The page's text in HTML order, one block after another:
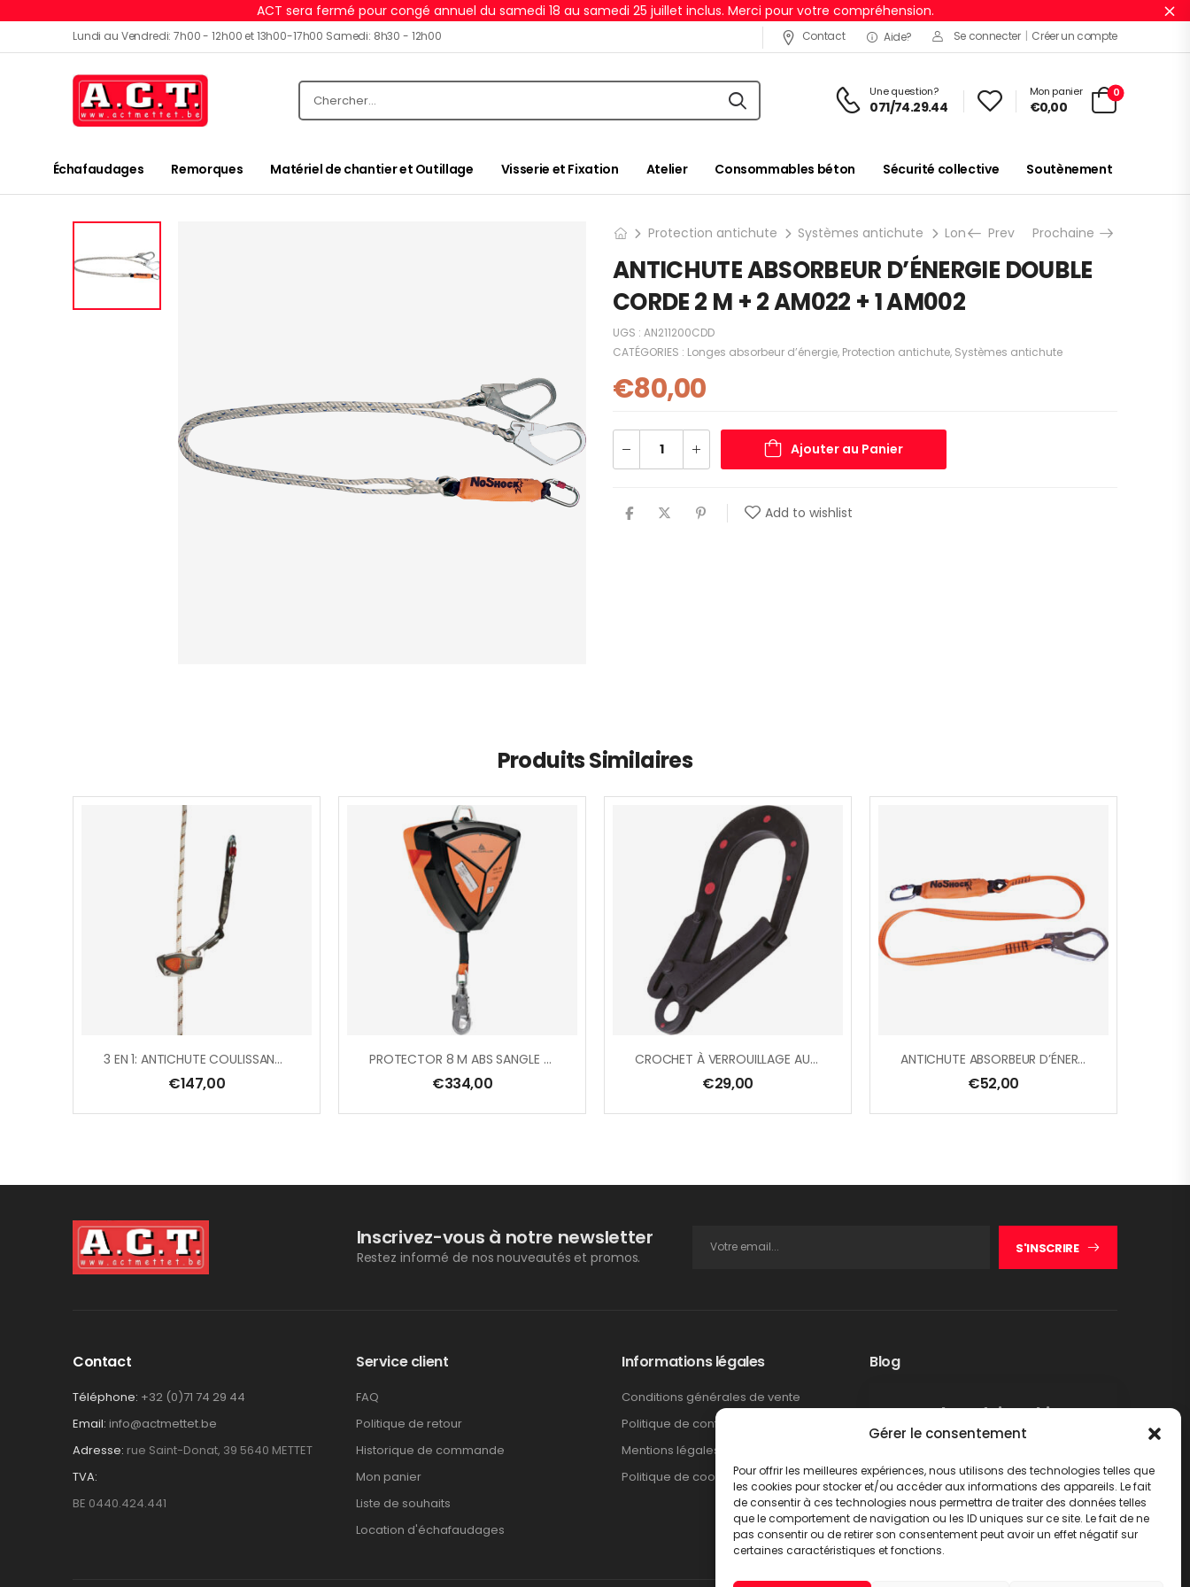
Gérer le consentement
Pour offrir les meilleures expériences, nous utilisons des technologies telles que
les cookies pour stocker et/ou accéder aux informations des appareils. Le fait
de consentir à ces technologies nous permettra de traiter des données telles
que le comportement de navigation ou les ID uniques sur ce site. Le fait de ne
pas consentir ou de retirer son consentement peut avoir un effet négatif sur
certaines caractéristiques et fonctions.
ACT sera fermé pour congé annuel du samedi 18 au samedi 25 juillet inclus. Merci pour votre compréhension.
Lundi au Vendredi: 7h00 - 12h00 et 13h00-17h00 Samedi: 8h30 - 12h00 Contact Aide? Se connecter | Créer un compte
Une question?
071/74.29.44
Mon panier
€0,00
0
Échafaudages Remorques Matériel de chantier et Outillage Visserie et Fixation Atelier Consommables béton Sécurité collective Soutènement
Protection antichute Systèmes antichute Longes absorbeur d’énergie
Prev Prochaine
ANTICHUTE ABSORBEUR D’ÉNERGIE DOUBLE
CORDE 2 M + 2 AM022 + 1 AM002
UGS : AN211200CDD
CATÉGORIES : Longes absorbeur d’énergie, Protection antichute, Systèmes antichute
€80,00
Ajouter au Panier
Add to wishlist
Produits Similaires
3 EN 1: ANTICHUTE COULISSANT+BLOQUEUR SUR CORDE+TENDEUR DE LONGE AVEC LONGETTE D’EXTENSION + 1 AM002
€147,00
PROTECTOR 8 M ABS SANGLE LARGEUR 25 MM + 1 CONNECTEUR AM016 AVEC ÉMERILLON ET TÉMOIN DE CHUTE
€334,00
CROCHET À VERROUILLAGE AUTOMATIQUE, OUVERTURE 55 MM – LOT DE 2
€29,00
ANTICHUTE ABSORBEUR D’ÉNERGIE LONGE SANGLE 2 M + 1 AM022 + AM002
€52,00
Inscrivez-vous à notre newsletter
Restez informé de nos nouveautés et promos.
S'INSCRIRE
Contact
Téléphone: +32 (0)71 74 29 44
Email: info@actmettet.be
Adresse: rue Saint-Donat, 39 5640 METTET
TVA:
BE 0440.424.441
Service client
FAQ
Politique de retour
Historique de commande
Mon panier
Liste de souhaits
Location d'échafaudages
Informations légales
Conditions générales de vente
Politique de confidentialité
Mentions légales
Politique de cookies
Blog
Rappel produit Makita –
Pompe à graisse DGP180
LIRE PLUS